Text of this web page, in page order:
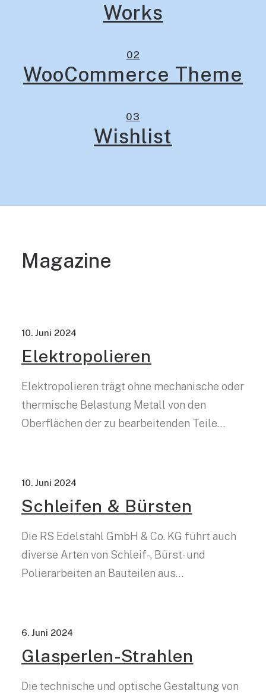
Works
02
WooCommerce Theme
03
Wishlist
Magazine
10. Juni 2024
Elektropolieren
Elektropolieren trägt ohne mechanische oder
thermische Belastung Metall von den
Oberflächen der zu bearbeitenden Teile…
10. Juni 2024
Schleifen & Bürsten
Die RS Edelstahl GmbH & Co. KG führt auch
diverse Arten von Schleif-, Bürst- und
Polierarbeiten an Bauteilen aus…
6. Juni 2024
Glasperlen-Strahlen
Die technische und optische Gestaltung von